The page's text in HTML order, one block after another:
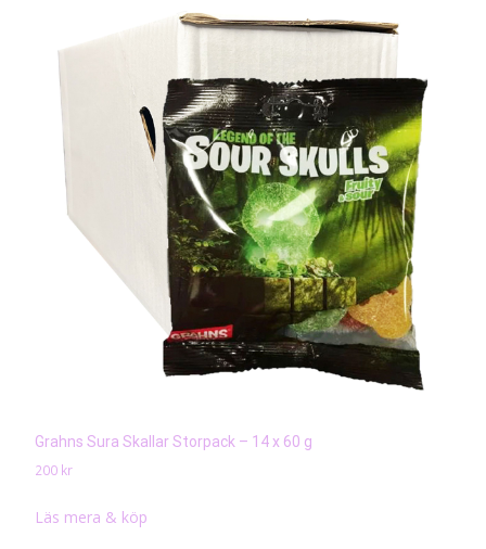
Grahns Sura Skallar Storpack – 14 x 60 g
200 kr
Läs mera & köp